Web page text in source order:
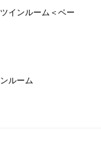
インルーム＜ベー
ルーム